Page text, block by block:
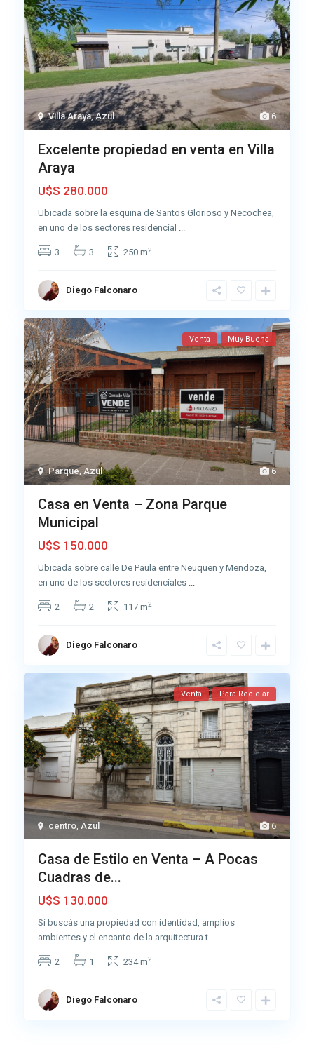
6
Villa Araya,Azul
Excelente propiedad en venta en Villa
Araya
U$S 280.000
Ubicada sobre la esquina de Santos Glorioso y Necochea,
en uno de los sectores residencial ...
3 3 250 m2
Diego Falconaro
6
Parque,Azul
Venta Muy Buena
Casa en Venta – Zona Parque
Municipal
U$S 150.000
Ubicada sobre calle De Paula entre Neuquen y Mendoza,
en uno de los sectores residenciales ...
2 2 117 m2
Diego Falconaro
6
centro,Azul
Venta Para Reciclar
Casa de Estilo en Venta – A Pocas
Cuadras de...
U$S 130.000
Si buscás una propiedad con identidad, amplios
ambientes y el encanto de la arquitectura t ...
2 1 234 m2
Diego Falconaro